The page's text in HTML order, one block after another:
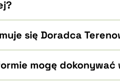
się Doradca
mogę dokonywać